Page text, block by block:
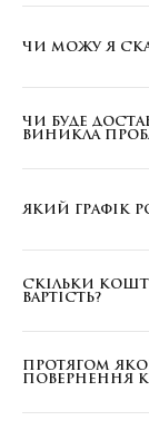
ЧИ МОЖУ Я
ЧИ БУДЕ
ВИНИКЛА
ЯКИЙ ГРАФІК
СКІЛЬКИ
ВАРТІСТЬ?
ПРОТЯГОМ
ПОВЕРНЕННЯ